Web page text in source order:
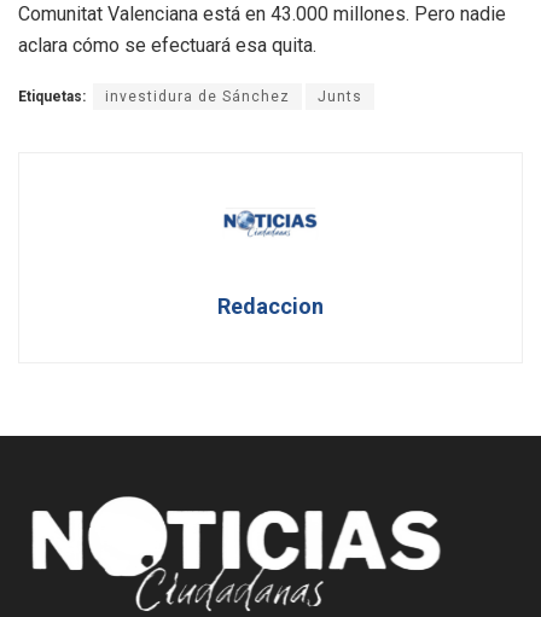
Comunitat Valenciana está en 43.000 millones. Pero nadie
aclara cómo se efectuará esa quita.
Etiquetas: investidura de Sánchez Junts
Redaccion